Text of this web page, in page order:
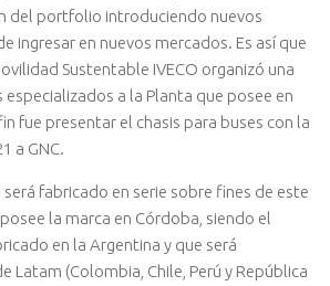
del portfolio introduciendo nuevos
ingresar en nuevos mercados. Es así que
Sustentable IVECO organizó una
a la Planta que posee en
fue presentar el chasis para buses con la
a GNC.
será fabricado en serie sobre fines de este
la marca en Córdoba, siendo el
en la Argentina y que será
Latam (Colombia, Chile, Perú y República